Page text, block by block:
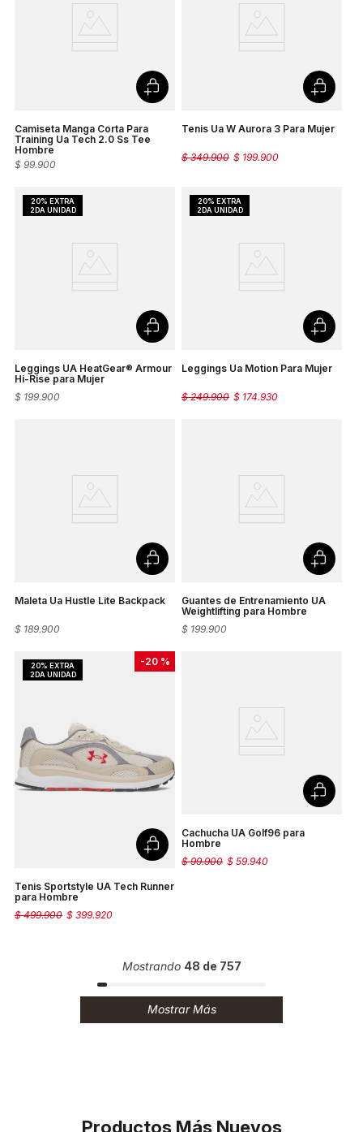
Camiseta Manga Corta Para
Training Ua Tech 2.0 Ss Tee
Hombre
$ 99.900
Tenis Ua W Aurora 3 Para Mujer
$ 199.900
$ 349.900
Leggings UA HeatGear® Armour
Hi-Rise para Mujer
$ 199.900
Leggings Ua Motion Para Mujer
$ 174.930
$ 249.900
Maleta Ua Hustle Lite Backpack
$ 189.900
Guantes de Entrenamiento UA
Weightlifting para Hombre
$ 199.900
-20 %
Tenis Sportstyle UA Tech Runner
para Hombre
$ 399.920
$ 499.900
Cachucha UA Golf96 para
Hombre
$ 59.940
$ 99.900
Mostrando 48 de 757
Mostrar Más
Productos Más Nuevos